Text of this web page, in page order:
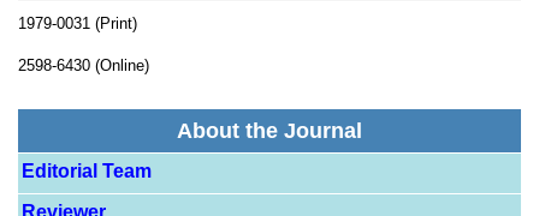
1979-0031 (Print)
2598-6430 (Online)
About the Journal
Editorial Team
Reviewer